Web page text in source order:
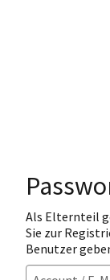
Als Elternteil
Sie zur
Benutzer